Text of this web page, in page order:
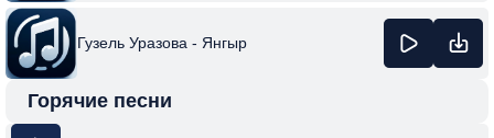
Гузель Уразова - Янгыр
Горячие песни